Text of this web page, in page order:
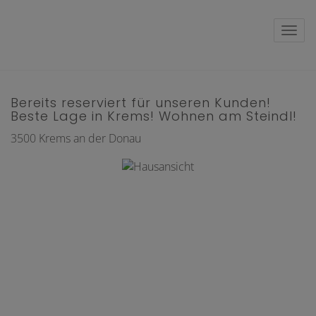
Bereits reserviert für unseren Kunden!
Beste Lage in Krems! Wohnen am Steindl!
3500 Krems an der Donau